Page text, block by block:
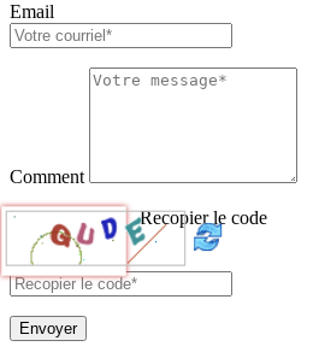
Email
Comment
Recopier le code
Envoyer